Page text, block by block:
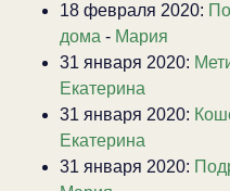
18 февраля 2020:
дома - Мария
31 января 2020:
Екатерина
31 января 2020:
Екатерина
31 января 2020: